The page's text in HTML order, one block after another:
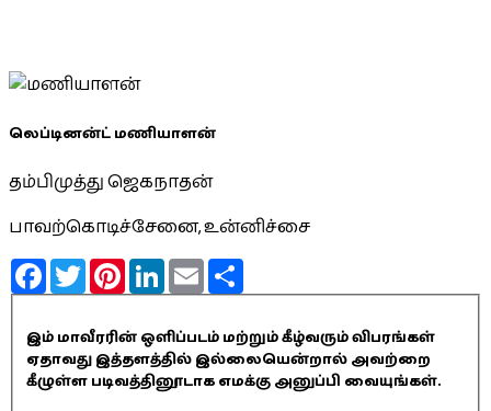
லெப்டினன்ட் மணியாளன்
தம்பிமுத்து ஜெகநாதன்
பாவற்கொடிச்சேனை, உன்னிச்சை
FacebookTwitterPinterestLinkedInEmail
இம் மாவீரரின் ஒளிப்படம் மற்றும் கீழ்வரும் விபரங்கள்
ஏதாவது இத்தளத்தில் இல்லையென்றால் அவற்றை
கீழுள்ள படிவத்தினூடாக எமக்கு அனுப்பி வையுங்கள்.